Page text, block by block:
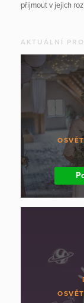
přijmout v jejich
AKTUÁLNÍ